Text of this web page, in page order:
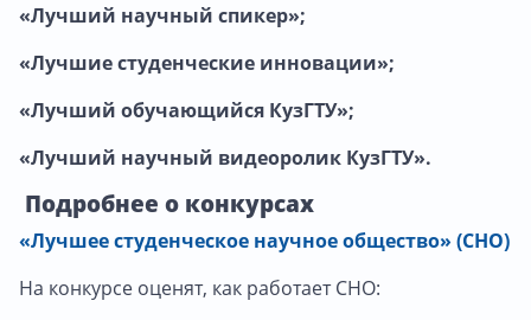
«Лучший научный спикер»;
«Лучшие студенческие инновации»;
«Лучший обучающийся КузГТУ»;
«Лучший научный видеоролик КузГТУ».
Подробнее о конкурсах
«Лучшее студенческое научное общество» (СНО)
На конкурсе оценят, как работает СНО: